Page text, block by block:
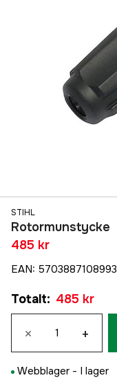
STIHL
Rotormunstycke
485 kr
EAN: 5703887108993
Totalt: 485 kr
× +
Webblager - I lager